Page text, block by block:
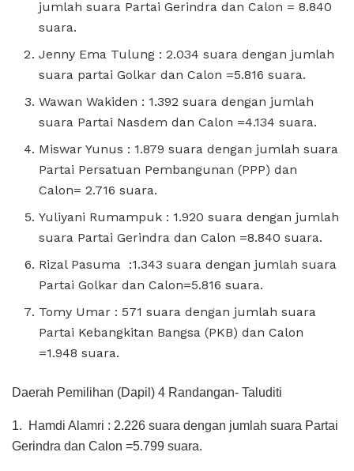
jumlah suara Partai Gerindra dan Calon = 8.840
suara.
Jenny Ema Tulung : 2.034 suara dengan jumlah
suara partai Golkar dan Calon =5.816 suara.
Wawan Wakiden : 1.392 suara dengan jumlah
suara Partai Nasdem dan Calon =4.134 suara.
Miswar Yunus : 1.879 suara dengan jumlah suara
Partai Persatuan Pembangunan (PPP) dan
Calon= 2.716 suara.
Yuliyani Rumampuk : 1.920 suara dengan jumlah
suara Partai Gerindra dan Calon =8.840 suara.
Rizal Pasuma :1.343 suara dengan jumlah suara
Partai Golkar dan Calon=5.816 suara.
Tomy Umar : 571 suara dengan jumlah suara
Partai Kebangkitan Bangsa (PKB) dan Calon
=1.948 suara.
Daerah Pemilihan (Dapil) 4 Randangan- Taluditi
1. Hamdi Alamri : 2.226 suara dengan jumlah suara Partai
Gerindra dan Calon =5.799 suara.